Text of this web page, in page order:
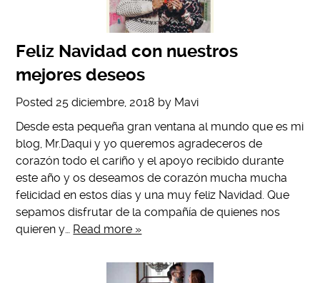
Feliz Navidad con nuestros
mejores deseos
Posted25 diciembre, 2018 by Mavi
Desde esta pequeña gran ventana al mundo que es mi
blog, Mr.Daqui y yo queremos agradeceros de
corazón todo el cariño y el apoyo recibido durante
este año y os deseamos de corazón mucha mucha
felicidad en estos días y una muy feliz Navidad. Que
sepamos disfrutar de la compañía de quienes nos
quieren y… Read more »